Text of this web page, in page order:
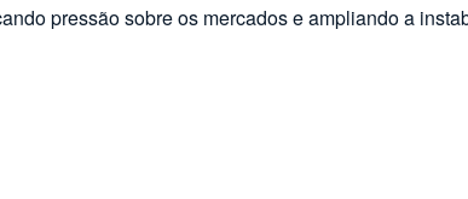
pressão sobre os mercados e ampliando a